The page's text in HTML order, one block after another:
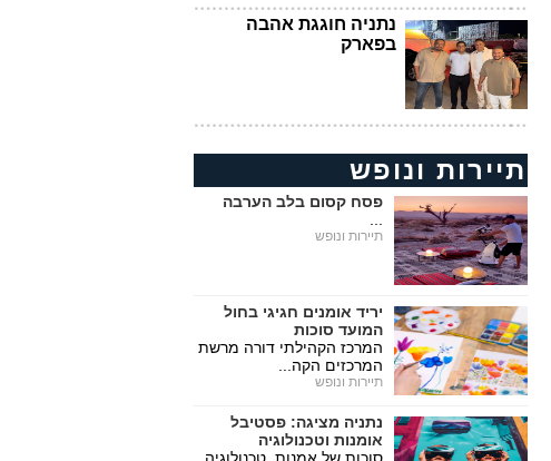
נתניה חוגגת אהבה
בפארק
תיירות ונופש
פסח קסום בלב הערבה
תיירות ונופש
יריד אומנים חגיגי בחול
המועד סוכות
המרכז הקהילתי דורה מרשת
המרכזים הקה...
תיירות ונופש
נתניה מציגה: פסטיבל
אומנות וטכנולוגיה